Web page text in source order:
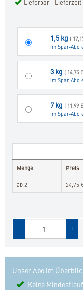
Lieferbar - Lieferzeit
1,5 kg (
im Spar-Abo
3 kg ( 14,75
im Spar-Abo
7 kg ( 11,99
im Spar-Abo
Menge Preis
ab 2 24,75
+
-
Unser Abo im
Keine